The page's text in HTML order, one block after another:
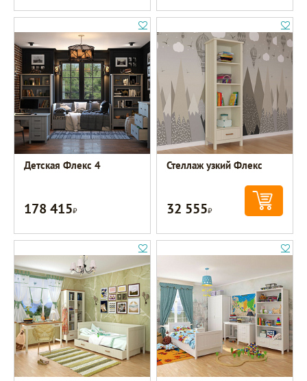
Детская Флекс 4
178 415Р
Стеллаж узкий Флекс
32 555Р